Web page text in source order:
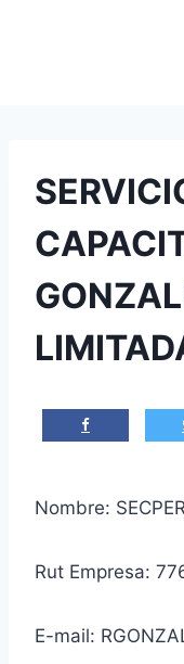
Nombre:
Rut Empresa:
E-mail: